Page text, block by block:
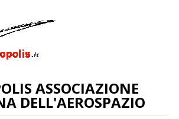
ASSOCIAZIONE
DELL'AEROSPAZIO